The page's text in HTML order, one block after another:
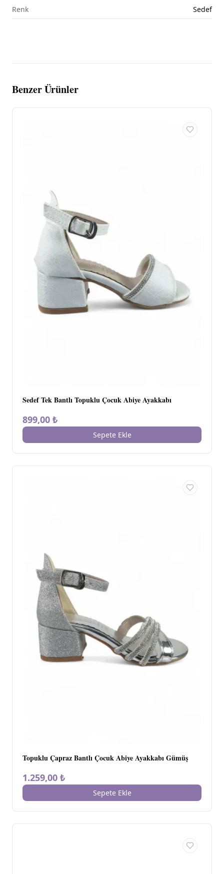
Renk Sedef
Benzer Ürünler
Sedef Tek Bantlı Topuklu Çocuk Abiye Ayakkabı
899,00 ₺
Sepete Ekle
Topuklu Çapraz Bantlı Çocuk Abiye Ayakkabı Gümüş
1.259,00 ₺
Sepete Ekle